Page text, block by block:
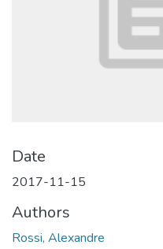
Date
2017-11-15
Authors
Rossi, Alexandre